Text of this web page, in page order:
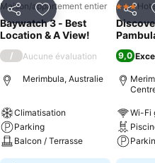
PartagerAjouter à mes
Maison/appartement entier
Baywatch 3 - Best
Location & A View!
/ Aucune évaluation
Merimbula, Australie
Climatisation
Parking
Balcon / Terrasse
3 Étoiles
9,0
Wi-Fi